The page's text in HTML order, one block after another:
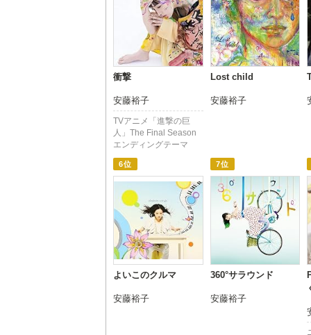
衝撃
安藤裕子
TVアニメ「進撃の巨
人」The Final Season
エンディングテーマ
Lost child
安藤裕子
6位
よいこのクルマ
安藤裕子
7位
360°サラウンド
安藤裕子